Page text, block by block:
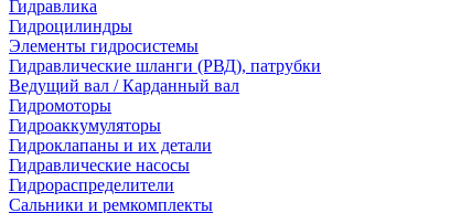
Гидравлика
Гидроцилиндры
Элементы гидросистемы
Гидравлические шланги (РВД), патрубки
Ведущий вал / Карданный вал
Гидромоторы
Гидроаккумуляторы
Гидроклапаны и их детали
Гидравлические насосы
Гидрораспределители
Сальники и ремкомплекты